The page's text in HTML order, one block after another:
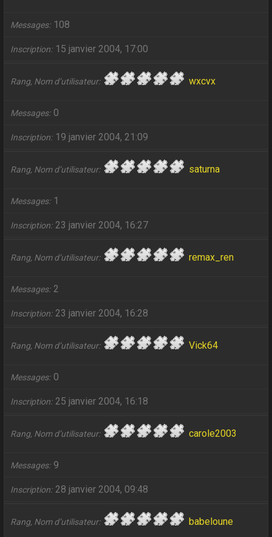
Messages 108
Inscription 15 janvier 2004, 17:00
Rang, Nom d’utilisateur wxcvx
Messages 0
Inscription 19 janvier 2004, 21:09
Rang, Nom d’utilisateur saturna
Messages 1
Inscription 23 janvier 2004, 16:27
Rang, Nom d’utilisateur remax_ren
Messages 2
Inscription 23 janvier 2004, 16:28
Rang, Nom d’utilisateur Vick64
Messages 0
Inscription 25 janvier 2004, 16:18
Rang, Nom d’utilisateur carole2003
Messages 9
Inscription 28 janvier 2004, 09:48
Rang, Nom d’utilisateur babeloune